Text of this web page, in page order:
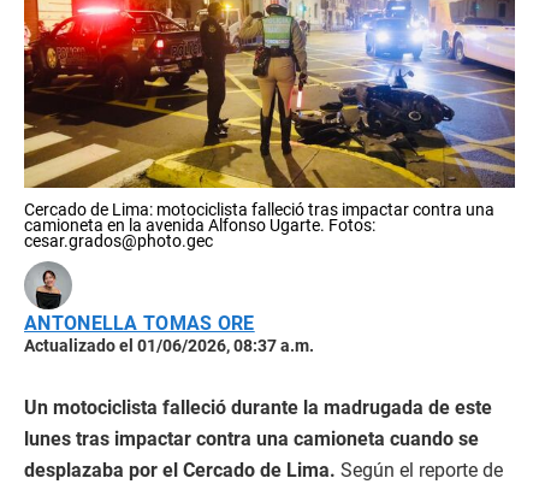
Cercado de Lima: motociclista falleció tras impactar contra una
camioneta en la avenida Alfonso Ugarte. Fotos:
cesar.grados@photo.gec
ANTONELLA TOMAS ORE
Actualizado el 01/06/2026, 08:37 a.m.
Un motociclista falleció durante la madrugada de este
lunes tras impactar contra una camioneta cuando se
desplazaba por el Cercado de Lima. Según el reporte de